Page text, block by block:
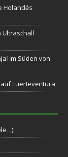
Holandés
im Süden von
Fuerteventura